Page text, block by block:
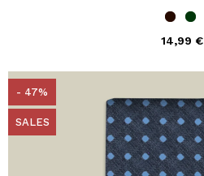
14,99 €
- 47%
SALES